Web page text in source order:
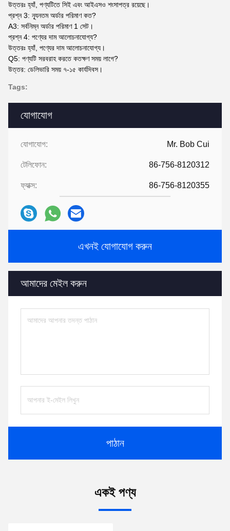
যোগাযোগ
যোগাযোগ: Mr. Bob Cui
টেলিফোন: 86-756-8120312
ফ্যাক্স: 86-756-8120355
এখনই যোগাযোগ করুন
আমাদের মেইল ​​করুন
পাঠান
উত্তরঃ হ্যাঁ, পণ্যটিতে সিই এবং আইএসও শংসাপত্র রয়েছে।
প্রশ্ন 3: ন্যূনতম অর্ডার পরিমাণ কত?
A3: সর্বনিম্ন অর্ডার পরিমাণ 1 সেট।
প্রশ্ন 4: পণ্যের দাম আলোচনাযোগ্য?
উত্তরঃ হ্যাঁ, পণ্যের দাম আলোচনাযোগ্য।
Q5: পণ্যটি সরবরাহ করতে কতক্ষণ সময় লাগে?
উত্তর: ডেলিভারি সময় ৭-১৫ কার্যদিবস।
Tags:
একই পণ্য